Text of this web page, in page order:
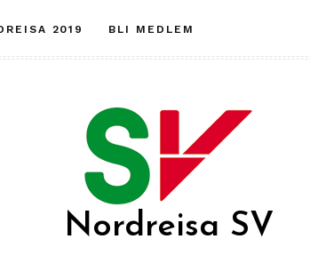
2019 BLI MEDLEM
Nordreisa SV